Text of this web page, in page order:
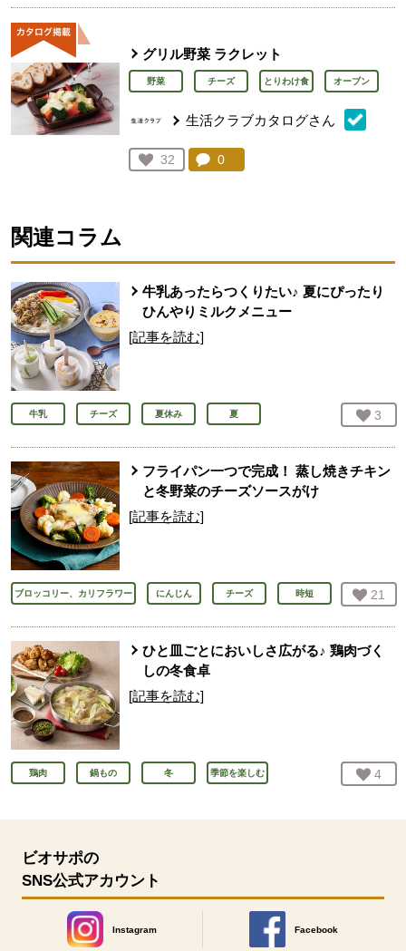
グリル野菜 ラクレット
野菜 チーズ とりわけ食 オーブン
生活クラブカタログさん
お気に入り登録：
32
人が登録
コメント：
0
関連コラム
牛乳あったらつくりたい♪ 夏にぴったり
ひんやりミルクメニュー
[記事を読む]
牛乳 チーズ 夏休み 夏 お気
3
フライパン一つで完成！ 蒸し焼きチキン
と冬野菜のチーズソースがけ
[記事を読む]
ブロッコリー、カリフラワー にんじん チーズ 時短 お気
21
ひと皿ごとにおいしさ広がる♪ 鶏肉づく
しの冬食卓
[記事を読む]
鶏肉 鍋もの 冬 季節を楽しむ お気
4
ビオサポの
SNS公式アカウント
Instagram
別のウィンドウで開きます。
Facebook
別のウィンドウで開きます